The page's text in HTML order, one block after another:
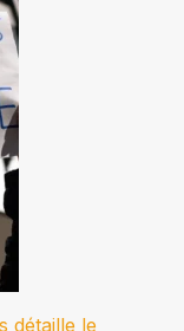
détaille le